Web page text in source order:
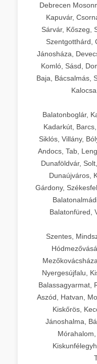
Debrecen
Kapuvár,
Sárvár, Kőszeg,
Szentgotthárd,
Jánosháza,
Komló, Sásd,
Baja, Bácsalmás,
Balatonboglár,
Kadarkút,
Siklós, Villány,
Andocs, Tab,
Dunaföldvár,
Dunaújváros,
Gárdony,
Balatonfüred,
Szentes,
Nyergesújfalu,
Balassagyarmat,
Aszód, Hatvan,
Kiskőrös,
Jánoshalma,